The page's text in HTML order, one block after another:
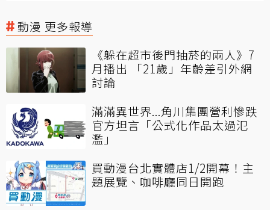
動漫 更多報導
《躲在超市後門抽菸的兩人》7
月播出 「21歲」年齡差引外網
討論
滿滿異世界...角川集團營利慘跌
官方坦言「公式化作品太過氾
濫」
買動漫台北實體店1/2開幕！主
題展覽、咖啡廳同日開跑